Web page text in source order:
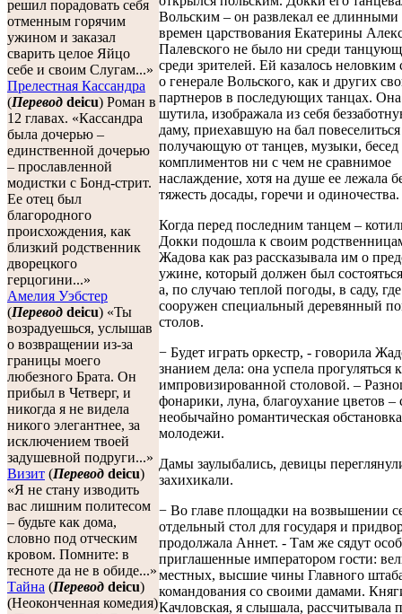
решил порадовать себя
отменным горячим
ужином и заказал
сварить целое Яйцо
себе и своим Слугам...»
Прелестная Кассандра
(Перевод deicu) Роман в
12 главах. «Кассандра
была дочерью –
единственной дочерью
– прославленной
модистки с Бонд-стрит.
Ее отец был
благородного
происхождения, как
близкий родственник
дворецкого
герцогини...»
Амелия Уэбстер
(Перевод deicu) «Ты
возрадуешься, услышав
о возвращении из-за
границы моего
любезного Брата. Он
прибыл в Четверг, и
никогда я не видела
никого элегантнее, за
исключением твоей
задушевной подруги...»
Визит (Перевод deicu)
«Я не стану изводить
вас лишним политесом
– будьте как дома,
словно под отческим
кровом. Помните: в
тесноте да не в обиде...»
Тайна (Перевод deicu)
(Неоконченная комедия)
Вольским – он развлекал ее длинными
времен царствования Екатерины
Палевского не было ни среди
среди зрителей. Ей казалось неловким
о генерале Вольского, как и других
партнеров в последующих танцах. Она
шутила, изображала из себя
даму, приехавшую на бал
получающую от танцев, музыки, бесед
комплиментов ни с чем не сравнимое
наслаждение, хотя на душе ее лежала
тяжесть досады, горечи и одиночества.
Когда перед последним танцем –
Докки подошла к своим
Жадова как раз рассказывала им о
ужине, который должен был
а, по случаю теплой погоды, в саду,
сооружен специальный деревянный
столов.
− Будет играть оркестр, - говорила
знанием дела: она успела прогуляться к
импровизированной столовой. –
фонарики, луна, благоухание цветов –
необычайно романтическая
молодежи.
Дамы заулыбались, девицы
захихикали.
− Во главе площадки на возвышении
отдельный стол для государя и
продолжала Аннет. - Там же сядут
приглашенные императором гости:
местных, высшие чины Главного
командования со своими дамами.
Качловская, я слышала, рассчитывала